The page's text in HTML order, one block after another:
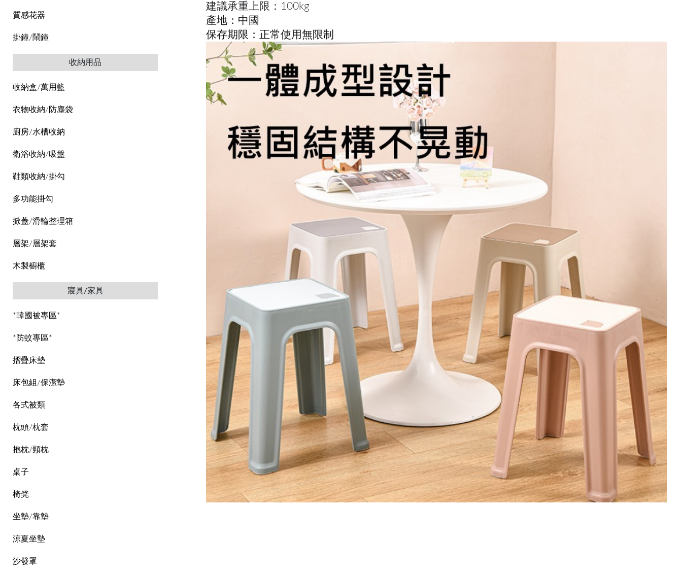
質感花器
掛鐘/鬧鐘
收納用品
收納盒/萬用籃
衣物收納/防塵袋
廚房/水槽收納
衛浴收納/吸盤
鞋類收納/掛勾
多功能掛勾
掀蓋/滑輪整理箱
層架/層架套
木製櫥櫃
寢具/家具
*韓國被專區*
*防蚊專區*
摺疊床墊
床包組/保潔墊
各式被類
枕頭/枕套
抱枕/頸枕
桌子
椅凳
坐墊/靠墊
涼夏坐墊
沙發罩
建議承重上限：100kg
產地：中國
保存期限：正常使用無限制